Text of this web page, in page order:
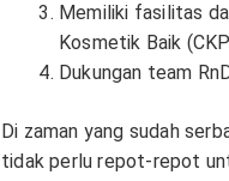
Memiliki fasilitas
Kosmetik Baik
Dukungan team
Di zaman yang sudah
tidak perlu repot-repot